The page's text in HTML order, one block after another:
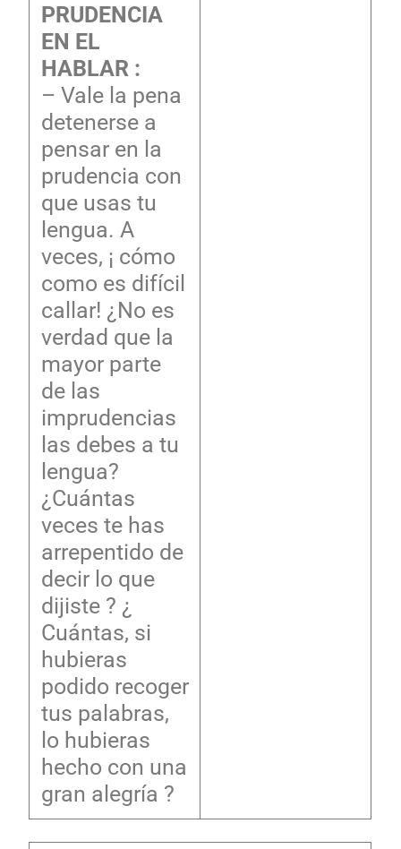
PRUDENCIA
EN EL
HABLAR :
– Vale la pena
detenerse a
pensar en la
prudencia con
que usas tu
lengua. A
veces, ¡ cómo
como es difícil
callar! ¿No es
verdad que la
mayor parte
de las
imprudencias
las debes a tu
lengua?
¿Cuántas
veces te has
arrepentido de
decir lo que
dijiste ? ¿
Cuántas, si
hubieras
podido recoger
tus palabras,
lo hubieras
hecho con una
gran alegría ?